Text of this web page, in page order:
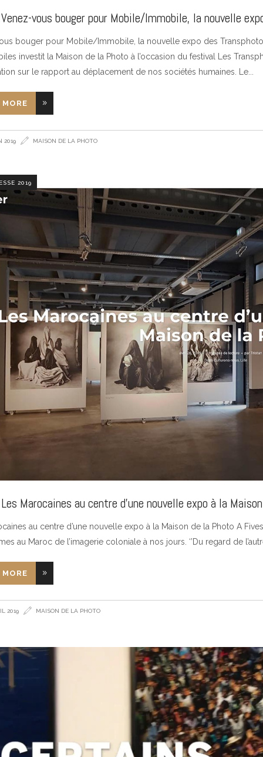
vous bouger pour Mobile/Immobile, la nouvelle
bouger pour Mobile/Immobile, la nouvelle expo des
investit la Maison de la Photo à l’occasion du festival Les
sur le rapport au déplacement de nos sociétés humaines. Le
MORE
2019 MAISON DE LA PHOTO
2019
Marocaines au centre d’une nouvelle expo à la
au centre d’une nouvelle expo à la Maison de la Photo A
au Maroc de l’imagerie coloniale à nos jours. ‘’Du regard de
MORE
2019 MAISON DE LA PHOTO